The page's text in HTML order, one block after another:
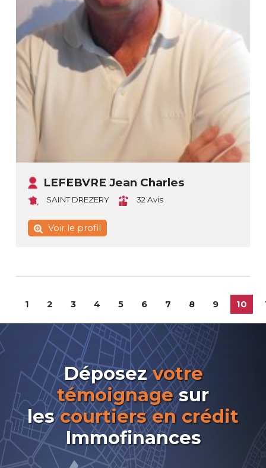
LEFEBVRE Jean Charles
SAINT DREZERY 32 Avis
Voir le profil
1 2 3 4 5 6 7 8 9 10
Déposezvotre
témoignagesur
lescourtiers en crédit
Immofinances